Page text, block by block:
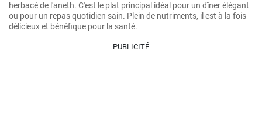
herbacé de l'aneth. C'est le plat principal idéal pour un dîner élégant
ou pour un repas quotidien sain. Plein de nutriments, il est à la fois
délicieux et bénéfique pour la santé.
PUBLICITÉ